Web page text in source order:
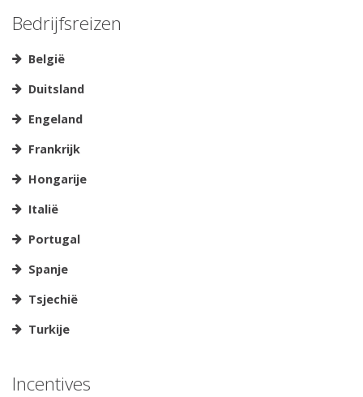
Bedrijfsreizen
België
Duitsland
Engeland
Frankrijk
Hongarije
Italië
Portugal
Spanje
Tsjechië
Turkije
Incentives